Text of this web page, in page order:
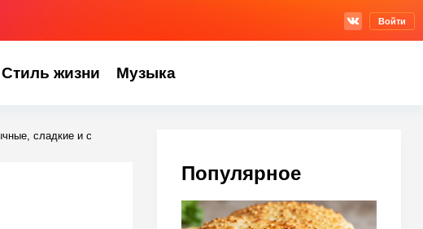
Войти
Стиль жизни Музыка
сладкие и с
Популярное